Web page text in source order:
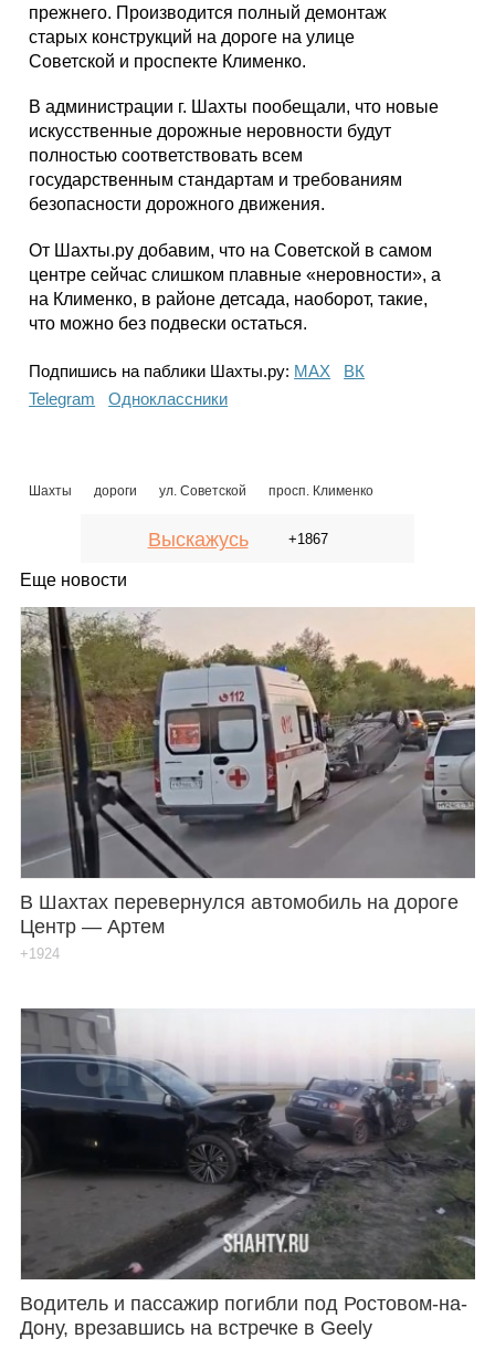
прежнего. Производится полный демонтаж
старых конструкций на дороге на улице
Советской и проспекте Клименко.
В администрации г. Шахты пообещали, что новые
искусственные дорожные неровности будут
полностью соответствовать всем
государственным стандартам и требованиям
безопасности дорожного движения.
От Шахты.ру добавим, что на Советской в самом
центре сейчас слишком плавные «неровности», а
на Клименко, в районе детсада, наоборот, такие,
что можно без подвески остаться.
Подпишись на паблики Шахты.ру: МАХ
ВК
Telegram
Одноклассники
Шахты дороги ул. Советской просп. Клименко
Выскажусь +1867
Еще новости
В Шахтах перевернулся автомобиль на дороге
Центр — Артем
+1924
Водитель и пассажир погибли под Ростовом-на-
Дону, врезавшись на встречке в Geely